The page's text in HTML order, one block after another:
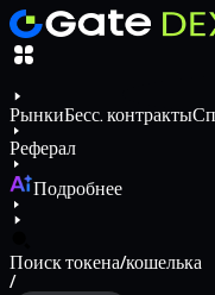
РынкиБесс. контракты
Реферал
Подробнее
Поиск токена/кошелька
/